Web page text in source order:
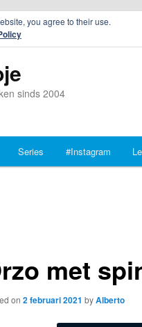
sinds 2004
Series #Instagram
met
on 2 februari 2021 byAlberto
you agree to their use.